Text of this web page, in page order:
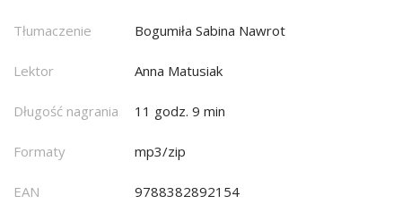
Tłumaczenie Bogumiła Sabina Nawrot
Lektor Anna Matusiak
Długość nagrania 11 godz. 9 min
Formaty mp3/zip
EAN 9788382892154